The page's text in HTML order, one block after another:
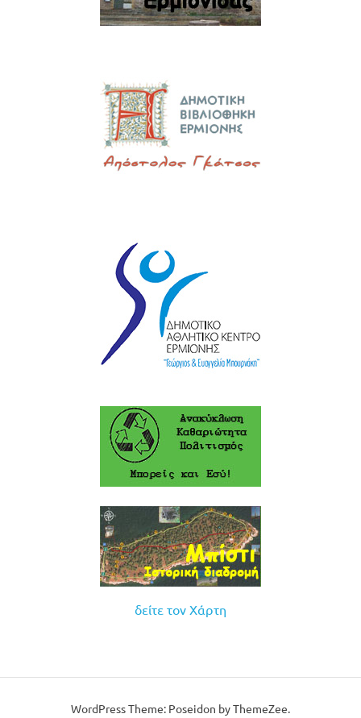
δείτε τον Χάρτη
WordPress Theme: Poseidon by ThemeZee.